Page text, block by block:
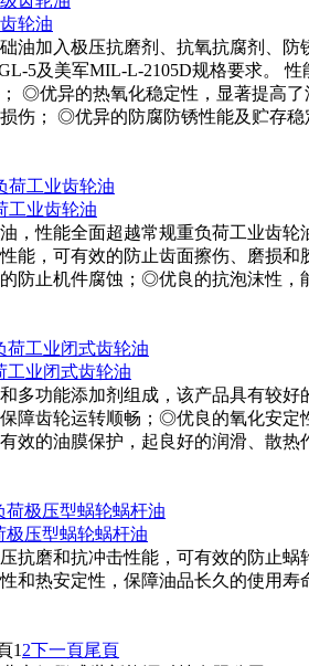
轮油
油加入极压抗磨剂、抗氧抗腐剂、
5及美军MIL-L-2105D规格要求。
◎优异的热氧化稳定性，显著提高
伤； ◎优异的防腐防锈性能及贮存稳
工业齿轮油
，性能全面超越常规重负荷工业齿
能，可有效的防止齿面擦伤、磨损
防止机件腐蚀；◎优良的抗泡沫性
工业闭式齿轮油
多功能添加剂组成，该产品具有较
障齿轮运转顺畅；◎优良的氧化安
效的油膜保护，起良好的润滑、散热
极压型蜗轮蜗杆油
抗磨和抗冲击性能，可有效的防止
和热安定性，保障油品长久的使用
1 2下一頁尾頁